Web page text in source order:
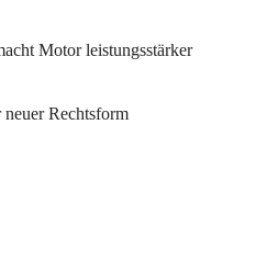
Motor leistungsstärker
Rechtsform